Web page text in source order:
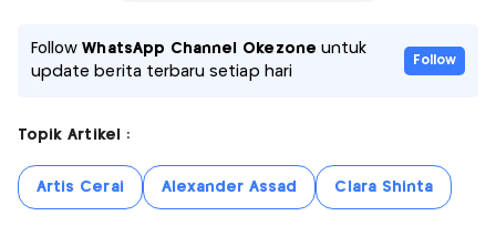
FollowWhatsApp Channel Okezone untuk
update berita terbaru setiap hari
Follow
Topik Artikel :
Artis Cerai Alexander Assad Clara Shinta